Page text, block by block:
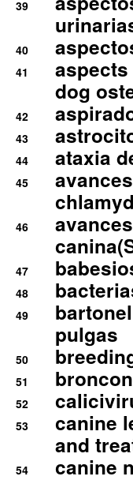
39
40
41
dog
42
43
44 ataxia
45
46
47
48
49
pulgas
50
51
52
53
canine
and
54
canine